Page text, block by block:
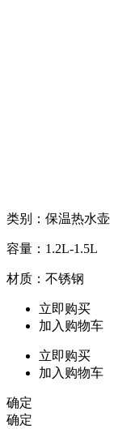
类别：保温热水壶
容量：1.2L-1.5L
材质：不锈钢
立即购买
加入购物车
立即购买
加入购物车
确定
确定